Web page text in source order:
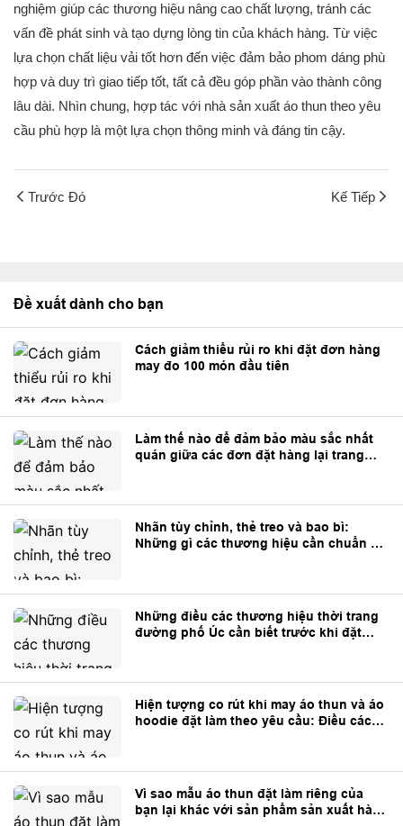
nghiệm giúp các thương hiệu nâng cao chất lượng, tránh các
vấn đề phát sinh và tạo dựng lòng tin của khách hàng. Từ việc
lựa chọn chất liệu vải tốt hơn đến việc đảm bảo phom dáng phù
hợp và duy trì giao tiếp tốt, tất cả đều góp phần vào thành công
lâu dài. Nhìn chung, hợp tác với nhà sản xuất áo thun theo yêu
cầu phù hợp là một lựa chọn thông minh và đáng tin cậy.
Trước Đó Kế Tiếp
Đề xuất dành cho bạn
Cách giảm thiểu rủi ro khi đặt đơn hàng
may đo 100 món đầu tiên
Làm thế nào để đảm bảo màu sắc nhất
quán giữa các đơn đặt hàng lại trang
Nhãn tùy chỉnh, thẻ treo và bao bì:
Những gì các thương hiệu cần chuẩn bị
Những điều các thương hiệu thời trang
đường phố Úc cần biết trước khi đặt
Hiện tượng co rút khi may áo thun và áo
hoodie đặt làm theo yêu cầu: Điều các
Vì sao mẫu áo thun đặt làm riêng của
bạn lại khác với sản phẩm sản xuất hàng